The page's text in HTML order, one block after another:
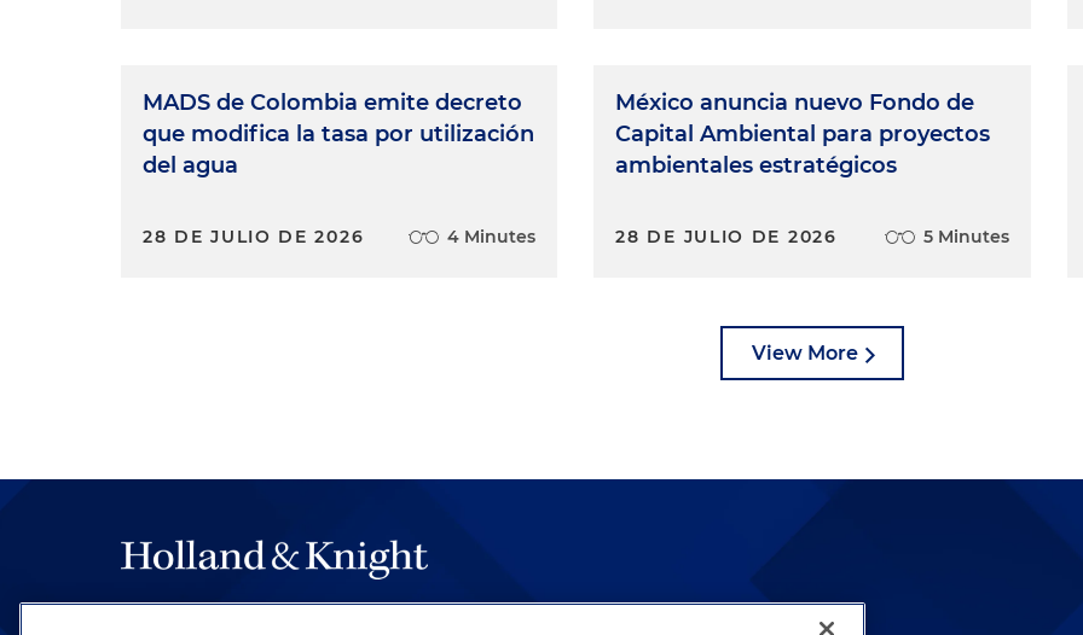
MADS de Colombia emite decreto
que modifica la tasa por utilización
del agua
28 DE JULIO DE 2026 4 Minutes
México anuncia nuevo Fondo de
Capital Ambiental para proyectos
ambientales estratégicos
28 DE JULIO DE 2026 5 Minutes
View More